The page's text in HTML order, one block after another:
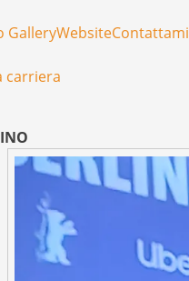
GalleryWebsiteContattami
carriera